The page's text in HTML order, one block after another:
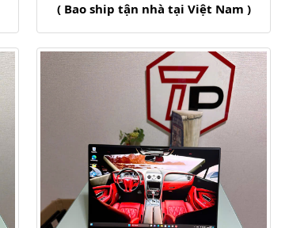
( Bao ship tận nhà tại Việt Nam )